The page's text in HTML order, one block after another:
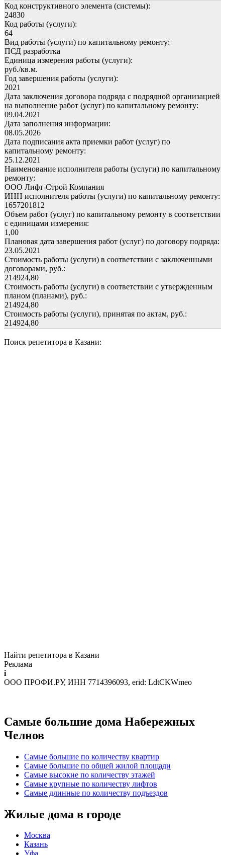
Код конструктивного элемента (системы):
24830
Код работы (услуги):
64
Вид работы (услуги) по капитальному ремонту:
ПСД разработка
Единица измерения работы (услуги):
руб./кв.м.
Год завершения работы (услуги):
2021
Дата заключения договора подряда с подрядной организацией
на выполнение работ (услуг) по капитальному ремонту:
09.04.2021
Дата заполнения информации:
08.05.2026
Дата подписания акта приемки работ (услуг) по
капитальному ремонту:
25.12.2021
Наименование исполнителя работы (услуги) по капитальному
ремонту:
ООО Лифт-Строй Компания
ИНН исполнителя работы (услуги) по капитальному ремонту:
1657201812
Объем работ (услуг) по капитальному ремонту в соответствии
с единицами измерения:
1,00
Плановая дата завершения работ (услуг) по договору подряда:
23.05.2021
Стоимость работы (услуги) в соответствии с заключенными
договорами, руб.:
214924,80
Стоимость работы (услуги) в соответствии с утвержденным
планом (планами), руб.:
214924,80
Стоимость работы (услуги), принятая по актам, руб.:
214924,80
Поиск репетитора в Казани:
Найти репетитора в Казани
Реклама
i
ООО ПРОФИ.РУ, ИНН 7714396093, erid: LdtCKWmeo
Самые большие дома Набережных
Челнов
Самые большие по количеству квартир
Самые большие по общей жилой площади
Самые высокие по количеству этажей
Самые крупные по количеству лифтов
Самые длинные по количеству подъездов
Жилые дома в городе
Москва
Казань